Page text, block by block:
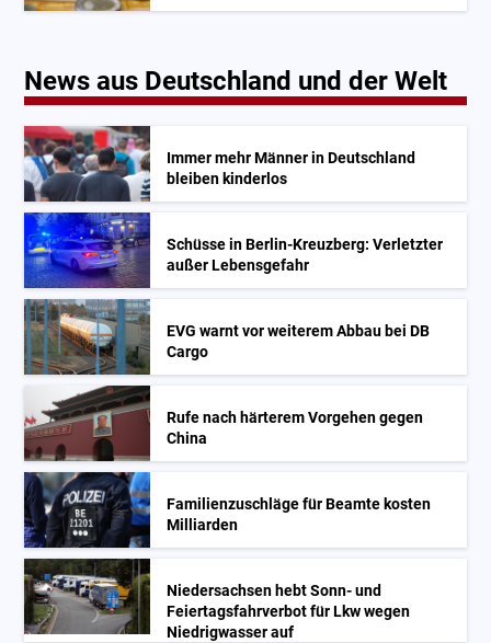
News aus Deutschland und der Welt
Immer mehr Männer in Deutschland
bleiben kinderlos
Schüsse in Berlin-Kreuzberg: Verletzter
außer Lebensgefahr
EVG warnt vor weiterem Abbau bei DB
Cargo
Rufe nach härterem Vorgehen gegen
China
Familienzuschläge für Beamte kosten
Milliarden
Niedersachsen hebt Sonn- und
Feiertagsfahrverbot für Lkw wegen
Niedrigwasser auf